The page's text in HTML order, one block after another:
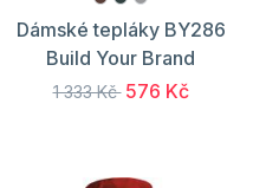
Dámské tepláky BY286
Build Your Brand
1 333 Kč 576 Kč